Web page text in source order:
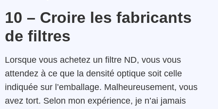
10 – Croire les fabricants
de filtres
Lorsque vous achetez un filtre ND, vous vous
attendez à ce que la densité optique soit celle
indiquée sur l’emballage. Malheureusement, vous
avez tort. Selon mon expérience, je n’ai jamais